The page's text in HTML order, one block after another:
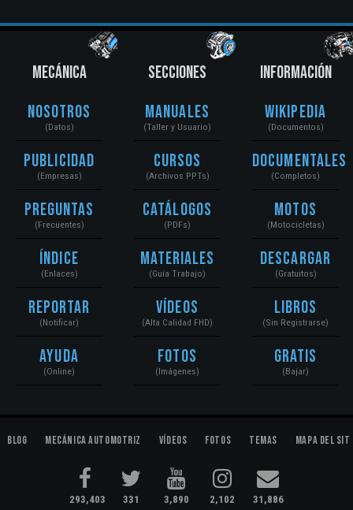
MECÁNICA
Nosotros
(Datos)
Publicidad
(Empresas)
Preguntas
(Frecuentes)
Índice
(Enlaces)
Reportar
(Notificar)
Ayuda
(Online)
SECCIONES
Manuales
(Taller y Usuario)
Cursos
(Archivos PPTs)
Catálogos
(PDFs)
Materiales
(Guía Trabajo)
Vídeos
(Alta Calidad FHD)
Fotos
(Imágenes)
INFORMACIÓN
Wikipedia
(Documentos)
Documentales
(Completos)
Motos
(Motocicletas)
Descargar
(Gratuitos)
Libros
(Sin Registrarse)
Gratis
(Bajar)
Blog Mecánica Automotriz Vídeos Fotos Temas Mapa del
293,403 331 3,890 2,102 31,886